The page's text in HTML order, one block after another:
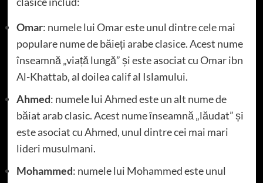
Omar: numele lui Omar este unul dintre cele mai
populare nume de băieți arabe clasice. Acest nume
înseamnă „viață lungă” și este asociat cu Omar ibn
Al-Khattab, al doilea calif al Islamului.
Ahmed: numele lui Ahmed este un alt nume de
băiat arab clasic. Acest nume înseamnă „lăudat” și
este asociat cu Ahmed, unul dintre cei mai mari
lideri musulmani.
Mohammed: numele lui Mohammed este unul